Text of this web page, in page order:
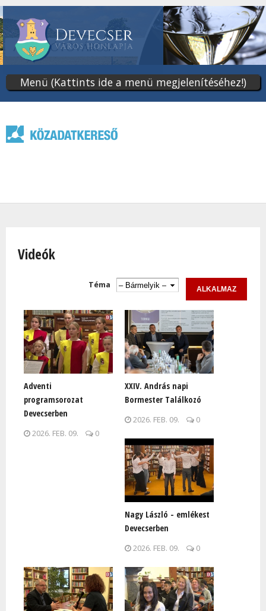
tartalomra
Menü (Kattints ide a menü megjelenítéséhez!)
Videók
Téma
Adventi
programsorozat
Devecserben
2026. FEB. 09. 0
XXIV. András napi
Bormester Találkozó
2026. FEB. 09. 0
Nagy László - emlékest
Devecserben
2026. FEB. 09. 0